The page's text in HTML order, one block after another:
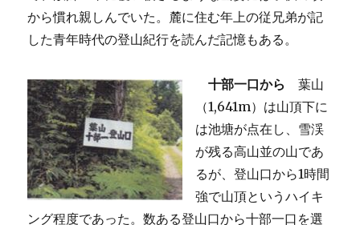
から慣れ親しんでいた。麓に住む年上の従兄弟が記
した青年時代の登山紀行を読んだ記憶もある。
十部一口から
葉山
（1,641m）は山頂下に
は池塘が点在し、雪渓
が残る高山並の山であ
るが、登山口から1時間
強で山頂というハイキ
ング程度であった。数ある登山口から十部一口を選